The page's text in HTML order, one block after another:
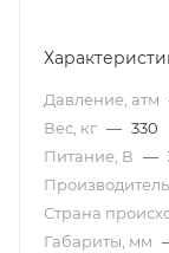
Давление, атм
Вес, кг — 330
Питание, В —
Страна
Габариты, мм